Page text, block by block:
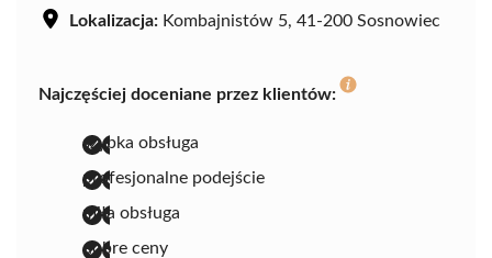
Lokalizacja: Kombajnistów 5, 41-200 Sosnowiec
Najczęściej doceniane przez klientów:
szybka obsługa
profesjonalne podejście
miła obsługa
dobre ceny